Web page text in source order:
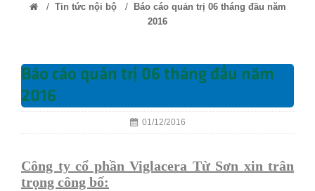
/ Tin tức nội bộ/
Báo cáo quản trị 06 tháng đầu năm
2016
Báo cáo quản trị 06 tháng đầu năm
2016
01/12/2016
Công ty cổ phần Viglacera Từ Sơn xin trân
trọng công bố: